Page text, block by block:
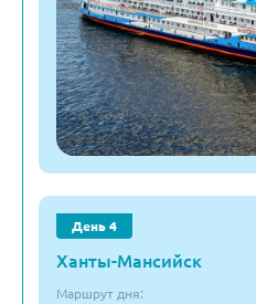
День 4
Ханты-Мансийск
Маршрут дня: